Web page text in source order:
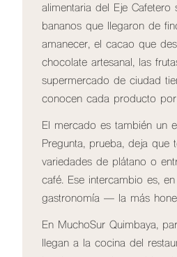
alimentaria del Eje
bananos que llegaron de
amanecer, el cacao que
chocolate artesanal, las
supermercado de ciudad
conocen cada producto
El mercado es también un
Pregunta, prueba, deja que
variedades de plátano o
café. Ese intercambio es,
gastronomía — la más
En MuchoSur Quimbaya,
llegan a la cocina del